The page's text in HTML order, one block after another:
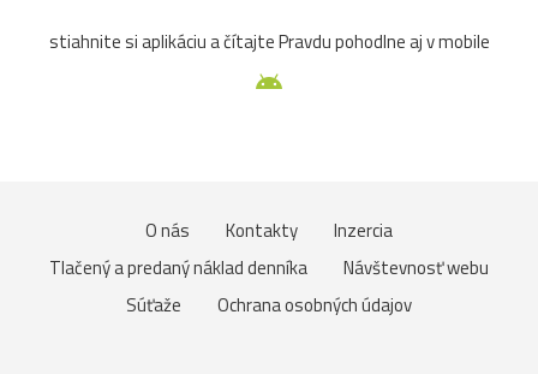
stiahnite si aplikáciu a čítajte Pravdu pohodlne aj v mobile
O nás Kontakty
Inzercia
Tlačený a predaný náklad denníka
Návštevnosť webu
Súťaže
Ochrana osobných údajov